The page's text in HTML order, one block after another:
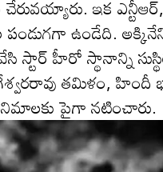
చేరువయ్యారు. ఇక
పండుగగా ఉండేది.
స్టార్ హీరో స్థానాన్ని
తమిళం,
పైగా నటించారు.